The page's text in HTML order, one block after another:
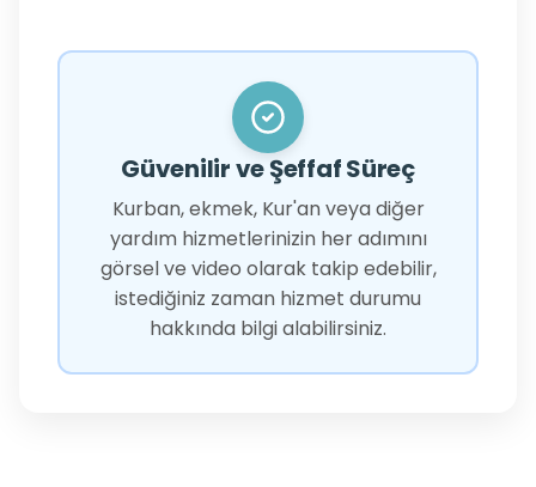
Güvenilir ve Şeffaf Süreç
Kurban, ekmek, Kur'an veya diğer
yardım hizmetlerinizin her adımını
görsel ve video olarak takip edebilir,
istediğiniz zaman hizmet durumu
hakkında bilgi alabilirsiniz.